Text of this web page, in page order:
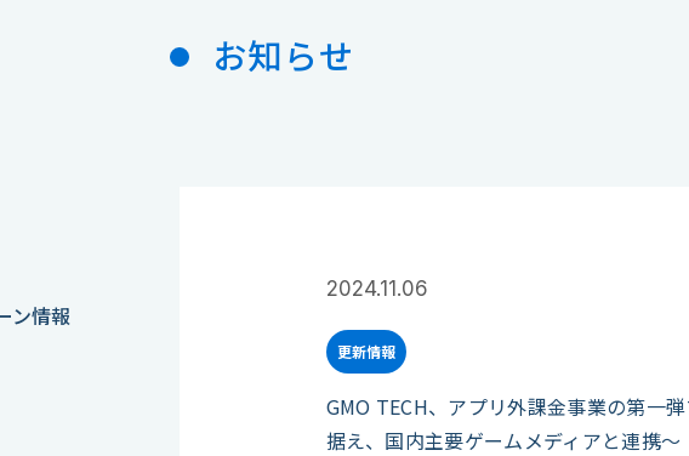
お知らせ
ン情報
2024.11.06
更新情報
GMO TECH、アプリ外課金事業の第一
据え、国内主要ゲームメディアと連携～